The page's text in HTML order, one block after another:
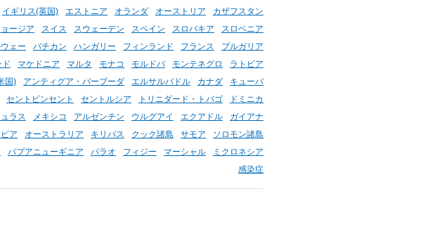
イギリス(英国) エストニア オランダ オーストリア
カザフスタン
ージア スイス スウェーデン スペイン スロバキア
スロベニア
ェー バチカン ハンガリー フィンランド フランス
ブルガリア
ド マケドニア マルタ モナコ モルドバ モンテネグロ
ラトビア
国) アンティグア・バーブーダ エルサルバドル カナダ
キューバ
セントビンセント セントルシア トリニダード・トバゴ
ドミニカ
ラス メキシコ アルゼンチン ウルグアイ エクアドル
ガイアナ
ア オーストラリア キリバス クック諸島 サモア
ソロモン諸島
パプアニューギニア パラオ フィジー マーシャル
ミクロネシア
感染症